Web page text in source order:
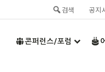
검색 공지
콘퍼런스/포럼